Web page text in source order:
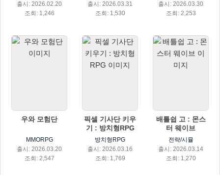
출시: 2026.02.20
조회: 1,246
출시: 2026.03.31
조회: 1,530
출시: 2026.03.30
조회: 2,253
우와 모험단
MMORPG
출시: 2026.03.20
조회: 2,547
픽셀 기사단 키우
기 : 방치형RPG
방치형RPG
출시: 2026.03.16
조회: 1,769
배틀쉽 고 : 몬스
터 웨이브
전략/시뮬
출시: 2026.03.14
조회: 1,270